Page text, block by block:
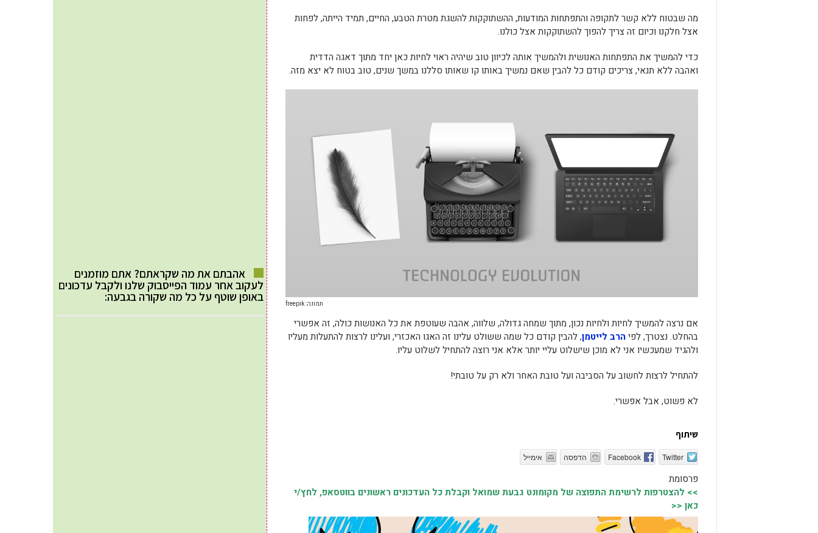
מה שבטוח ללא קשר לתקופה והתפתחות המודעות, ההשתוקקות להשגת מטרת הטבע, החיים, תמיד הייתה, לפחות
אצל חלקנו וכיום זה צריך להפוך להשתוקקות אצל כולנו.
כדי להמשיך את התפתחות האנושית ולהמשיך אותה לכיוון טוב שיהיה ראוי לחיות כאן יחד מתוך דאגה הדדית
ואהבה ללא תנאי, צריכים קודם כל להבין שאם נמשיך באותו קו שאותו סללנו במשך שנים, טוב בטוח לא יצא מזה.
תמונה: freepik
אם נרצה להמשיך לחיות ולחיות נכון, מתוך שמחה גדולה, שלווה, אהבה שעוטפת את כל האנושות כולה, זה אפשרי
בהחלט. נצטרך, לפיהרב לייטמן, להבין קודם כל שמה ששולט עלינו זה האגו האכזרי, ועלינו לרצות להתעלות מעליו
ולהגיד שמעכשיו אני לא מוכן שישלוט עליי יותר אלא אני רוצה להתחיל לשלוט עליו.
להתחיל לרצות לחשוב על הסביבה ועל טובת האחר ולא רק על טובתי!
לא פשוט, אבל אפשרי.
שיתוף
Twitter
Facebook הדפסה אימייל
פרסומת
>> להצטרפות לרשימת התפוצה של מקומונט גבעת שמואל וקבלת כל העדכונים ראשונים בווטסאפ, לחץ/י
כאן <<
אהבתם את מה שקראתם? אתם מוזמנים
לעקוב אחר עמוד הפייסבוק שלנו ולקבל עדכונים
באופן שוטף על כל מה שקורה בגבעה: